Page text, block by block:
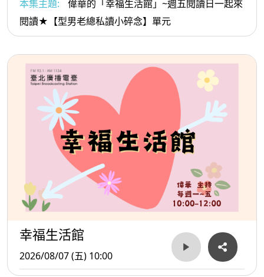
本集主題:
偉華的「幸福生活館」~週五閱讀日一起來
閱讀★【型男老總私讀小碎念】單元
幸福生活館
2026/08/07 (五) 10:00